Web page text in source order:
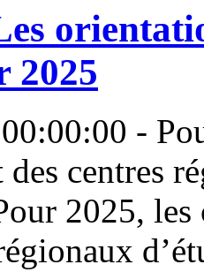
2025
-
centres
2025,